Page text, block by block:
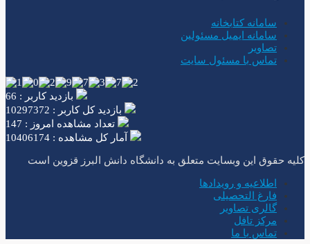
سامانه کتابخانه
سامانه ایمیل مسئولین
تصاویر
تماس با مسئول سایت
بازدید کاربر : 66
بازدید کل کاربر : 10297372
تعداد مشاهده امروز : 147
آمار کل مشاهده : 10406174
کلیه حقوق این وبسایت متعلق به دانشگاه دانش البرز قزوین است
اطلاعیه و رویدادها
فارغ التحصیلی
گالری تصاویر
مرکز تافل
تماس با ما